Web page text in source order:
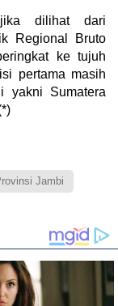
dilihat dari
Regional Bruto
ke tujuh
pertama masih
yakni Sumatera
Jambi